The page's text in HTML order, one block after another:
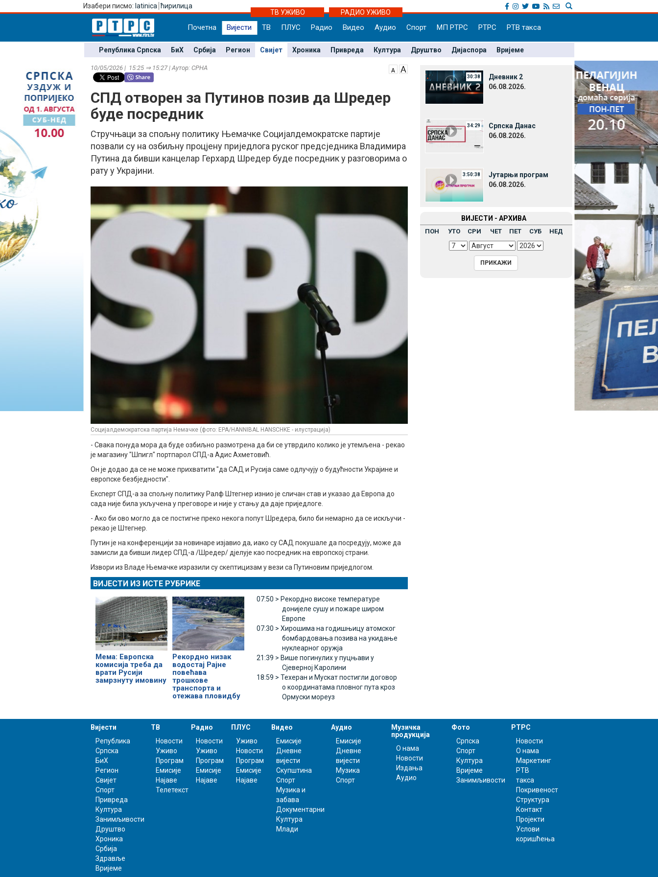
Изабери писмо: latinica ћирилица
ТВ УЖИВО
РАДИО УЖИВО
Почетна Вијести ТВ ПЛУС Радио Видео Аудио Спорт МП РТРС РТРС РТВ такса
Република Српска БиХ Србија Регион Свијет Хроника Привреда Култура Друштво Дијаспора Вријеме
10/05/2026 | 15:25 ⇒ 15:27 | Аутор: СРНА
СПД отворен за Путинов позив да Шредер
буде посредник
Стручњаци за спољну политику Њемачке Социјалдемократске партије
позвали су на озбиљну процјену приједлога руског предсједника Владимира
Путина да бивши канцелар Герхард Шредер буде посредник у разговорима о
рату у Украјини.
Социјалдемократска партија Немачке (фото: EPA/HANNIBAL HANSCHKE - илустрација)
- Свака понуда мора да буде озбиљно размотрена да би се утврдило колико је утемљена - рекао
је магазину "Шпигл" портпарол СПД-а Адис Ахметовић.
Он је додао да се не може прихватити "да САД и Русија саме одлучују о будућности Украјине и
европске безбједности".
Експерт СПД-а за спољну политику Ралф Штегнер изнио је сличан став и указао да Европа до
сада није била укључена у преговоре и није у стању да даје приједлоге.
- Ако би ово могло да се постигне преко некога попут Шредера, било би немарно да се искључи -
рекао је Штегнер.
Путин је на конференцији за новинаре изјавио да, иако су САД покушале да посредују, може да
замисли да бивши лидер СПД-а /Шредер/ дјелује као посредник на европској страни.
Извори из Владе Њемачке изразили су скептицизам у вези са Путиновим приједлогом.
ВИЈЕСТИ ИЗ ИСТЕ РУБРИКЕ
Мема: Европска
комисија треба да
врати Русији
замрзнуту имовину
Рекордно низак
водостај Рајне
повећава
трошкове
транспорта и
отежава пловидбу
07:50 > Рекордно високе температуре
донијеле сушу и пожаре широм
Европе
07:30 > Хирошима на годишњицу атомског
бомбардовања позива на укидање
нуклеарног оружја
21:39 > Више погинулих у пуцњави у
Сјеверној Каролини
18:59 > Техеран и Мускат постигли договор
о координатама пловног пута кроз
Ормуски мореуз
30:38
Дневник 2
06.08.2026.
34:29
Српска Данас
06.08.2026.
3:50:38
Јутарњи програм
06.08.2026.
ВИЈЕСТИ - АРХИВА
ПОН УТО СРИ ЧЕТ ПЕТ СУБ НЕД
Вијести
Република
Српска
БиХ
Регион
Свијет
Спорт
Привреда
Култура
Занимљивости
Друштво
Хроника
Србија
Здравље
Вријеме
ТВ
Новости
Уживо
Програм
Емисије
Најаве
Телетекст
Радио
Новости
Уживо
Програм
Емисије
Најаве
ПЛУС
Уживо
Новости
Програм
Емисије
Најаве
Видео
Емисије
Дневне
вијести
Скупштина
Спорт
Музика и
забава
Документарни
Култура
Млади
Аудио
Емисије
Дневне
вијести
Музика
Спорт
Музичка
продукција
О нама
Новости
Издања
Аудио
Фото
Српска
Спорт
Култура
Вријеме
Занимљивости
РТРС
Новости
О нама
Маркетинг
РТВ
такса
Покривеност
Структура
Контакт
Пројекти
Услови
коришћења